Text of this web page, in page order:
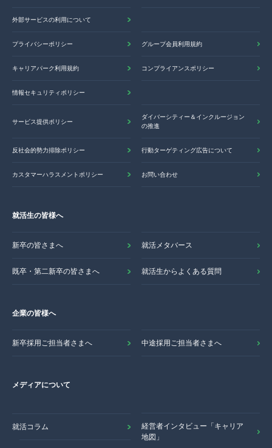
外部サービスの利用について
プライバシーポリシー グループ会員利用規約
キャリアパーク利用規約 コンプライアンスポリシー
情報セキュリティポリシー
サービス提供ポリシー
ダイバーシティー＆インクルージョン
の推進
反社会的勢力排除ポリシー 行動ターゲティング広告について
カスタマーハラスメントポリシー お問い合わせ
就活生の皆様へ
新卒の皆さまへ 就活メタバース
既卒・第二新卒の皆さまへ 就活生からよくある質問
企業の皆様へ
新卒採用ご担当者さまへ 中途採用ご担当者さまへ
メディアについて
就活コラム
経営者インタビュー「キャリア
地図」